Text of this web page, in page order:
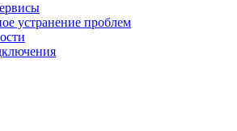
устранение проблем